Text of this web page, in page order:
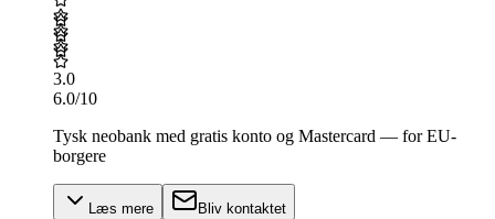
3.0
6.0/10
Tysk neobank med gratis konto og Mastercard — for EU-
borgere
Læs mere Bliv kontaktet